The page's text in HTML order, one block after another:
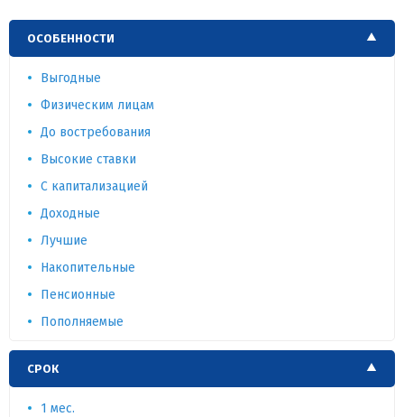
ОСОБЕННОСТИ
Выгодные
Физическим лицам
До востребования
Высокие ставки
С капитализацией
Доходные
Лучшие
Накопительные
Пенсионные
Пополняемые
СРОК
1 мес.